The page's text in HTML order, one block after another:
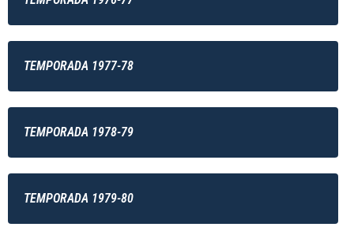
TEMPORADA 1977-78
TEMPORADA 1978-79
TEMPORADA 1979-80